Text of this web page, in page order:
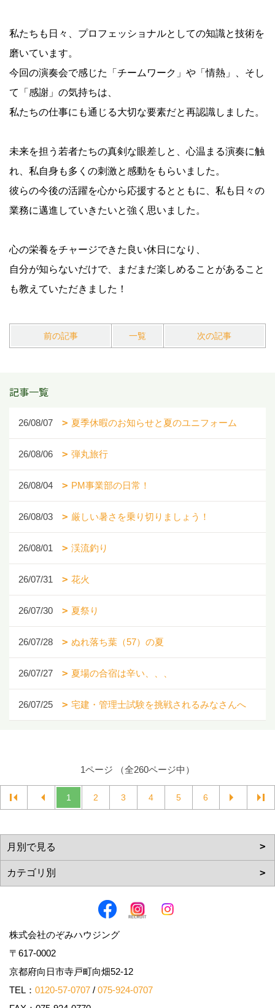
私たちも日々、プロフェッショナルとしての知識と技術を
磨いています。
今回の演奏会で感じた「チームワーク」や「情熱」、そし
て「感謝」の気持ちは、
私たちの仕事にも通じる大切な要素だと再認識しました。
未来を担う若者たちの真剣な眼差しと、心温まる演奏に触
れ、私自身も多くの刺激と感動をもらいました。
彼らの今後の活躍を心から応援するとともに、私も日々の
業務に邁進していきたいと強く思いました。
心の栄養をチャージできた良い休日になり、
自分が知らないだけで、まだまだ楽しめることがあること
も教えていただきました！
前の記事 一覧 次の記事
記事一覧
26/08/07 夏季休暇のお知らせと夏のユニフォーム
26/08/06 弾丸旅行
26/08/04 PM事業部の日常！
26/08/03 厳しい暑さを乗り切りましょう！
26/08/01 渓流釣り
26/07/31 花火
26/07/30 夏祭り
26/07/28 ぬれ落ち葉（57）の夏
26/07/27 夏場の合宿は辛い、、、
26/07/25 宅建・管理士試験を挑戦されるみなさんへ
1ページ （全260ページ中）
1 2 3 4 5 6
株式会社のぞみハウジング
〒617-0002
京都府向日市寺戸町向畑52-12
TEL： 0120-57-0707 / 075-924-0707